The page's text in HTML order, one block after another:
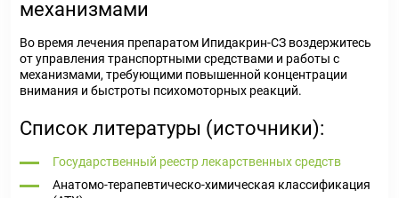
механизмами
Во время лечения препаратом Ипидакрин-СЗ воздержитесь
от управления транспортными средствами и работы с
механизмами, требующими повышенной концентрации
внимания и быстроты психомоторных реакций.
Список литературы (источники):
Государственный реестр лекарственных средств
Анатомо-терапевтическо-химическая классификация